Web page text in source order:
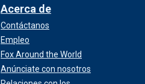
Acerca de
Contáctanos
Empleo
Fox Around the World
Anúnciate con nosotros